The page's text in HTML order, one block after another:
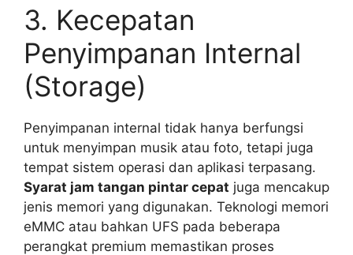
3. Kecepatan
Penyimpanan Internal
(Storage)
Penyimpanan internal tidak hanya berfungsi
untuk menyimpan musik atau foto, tetapi juga
tempat sistem operasi dan aplikasi terpasang.
Syarat jam tangan pintar cepat juga mencakup
jenis memori yang digunakan. Teknologi memori
eMMC atau bahkan UFS pada beberapa
perangkat premium memastikan proses